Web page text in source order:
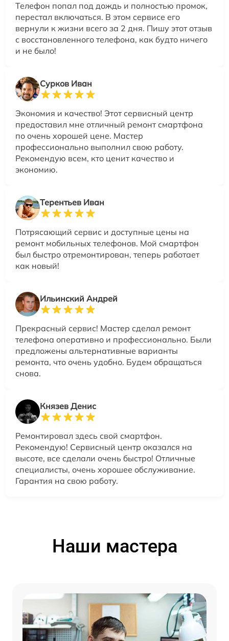
Телефон попал под дождь и полностью промок,
перестал включаться. В этом сервисе его
вернули к жизни всего за 2 дня. Пишу этот отзыв
с восстановленного телефона, как будто ничего
и не было!
Сурков Иван
Экономия и качество! Этот сервисный центр
предоставил мне отличный ремонт смартфона
по очень хорошей цене. Мастер
профессионально выполнил свою работу.
Рекомендую всем, кто ценит качество и
экономию.
Терентьев Иван
Потрясающий сервис и доступные цены на
ремонт мобильных телефонов. Мой смартфон
был быстро отремонтирован, теперь работает
как новый!
Ильинский Андрей
Прекрасный сервис! Мастер сделал ремонт
телефона оперативно и профессионально. Были
предложены альтернативные варианты
ремонта, что очень удобно. Будем обращаться
снова.
Князев Денис
Ремонтировал здесь свой смартфон.
Рекомендую! Сервисный центр оказался на
высоте, все сделали очень быстро! Отличные
специалисты, очень хорошее обслуживание.
Гарантия на свою работу.
Наши мастера